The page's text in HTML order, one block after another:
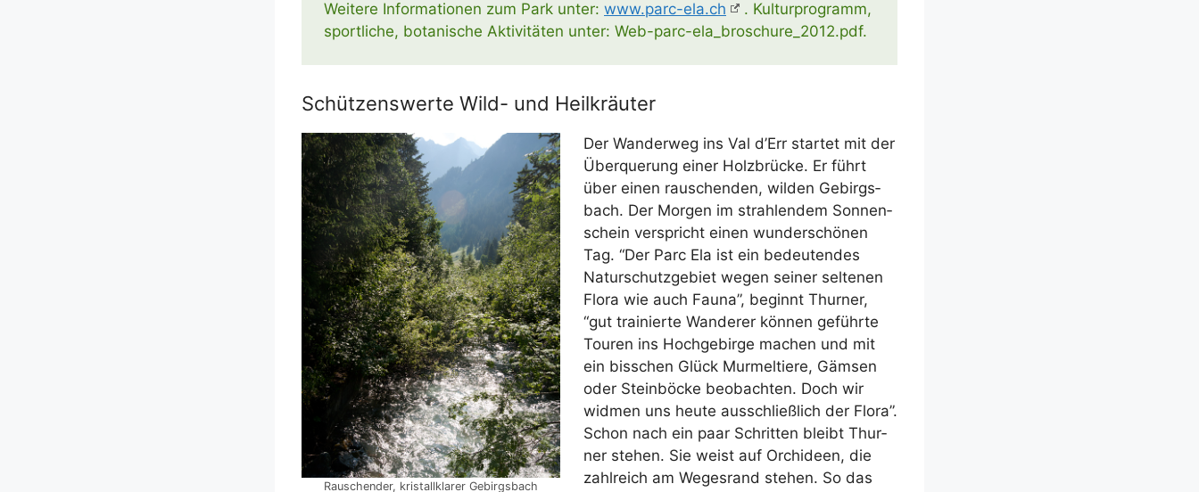
Wei­te­re Infor­ma­tio­nen zum Park unter: www.parc-ela.ch
. Kul­tur­pro­gramm,
sport­li­che, bota­ni­sche Akti­vi­tä­ten unter: Web-parc-ela_broschure_2012.pdf.
Schützenswerte Wild- und Heilkräuter
Rau­schen­der, kris­tall­kla­rer Gebirgsbach
Der Wan­der­weg ins Val d’Err star­tet mit der
Über­que­rung einer Holz­brü­cke. Er führt
über einen rau­schen­den, wil­den Gebirgs­
bach. Der Mor­gen im strah­len­dem Son­nen­
schein ver­spricht einen wun­der­schö­nen
Tag. “Der Parc Ela ist ein bedeu­ten­des
Natur­schutz­ge­biet wegen sei­ner sel­te­nen
Flo­ra wie auch Fau­na”, beginnt Thur­ner,
“gut trai­nier­te Wan­de­rer kön­nen geführ­te
Tou­ren ins Hoch­ge­bir­ge machen und mit
ein biss­chen Glück Mur­mel­tie­re, Gäm­sen
oder Stein­bö­cke beob­ach­ten. Doch wir
wid­men uns heu­te aus­schließ­lich der Flo­ra”.
Schon nach ein paar Schrit­ten bleibt Thur­
ner ste­hen. Sie weist auf Orchi­deen, die
zahl­reich am Weges­rand ste­hen. So das